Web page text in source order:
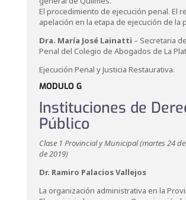
El procedimiento de ejecución penal. El
apelación en la etapa de ejecución de la
Dra. María José Lainatti – Secretaria
Penal del Colegio de Abogados de La
Ejecución Penal y Justicia Restaurativa.
MODULO G
Instituciones de
Público
Clase 1 Provincial y Municipal (martes 24
de 2019)
Dr. Ramiro Palacios Vallejos
La organización administrativa en la